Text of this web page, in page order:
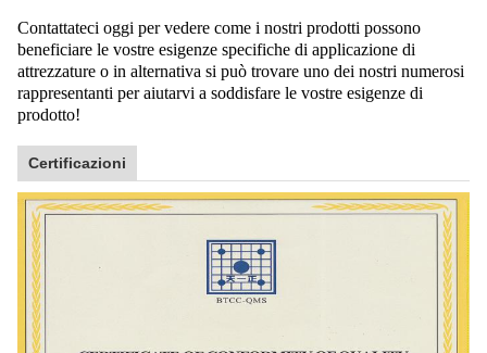
Contattateci oggi per vedere come i nostri prodotti possono
beneficiare le vostre esigenze specifiche di applicazione di
attrezzature o in alternativa si può trovare uno dei nostri numerosi
rappresentanti per aiutarvi a soddisfare le vostre esigenze di
prodotto!
Certificazioni